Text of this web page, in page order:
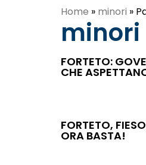
Home » minori »
minori
FORTETO:
CHE
FORTETO,
ORA BASTA!